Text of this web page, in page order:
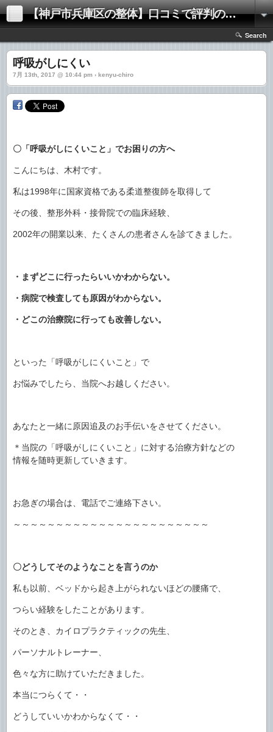
【神戸市兵庫区の整体】口コミで評判の「きむらけんゆう整体院」
Search
呼吸がしにくい
7月 13th, 2017 @ 10:44 pm › kenyu-chiro
〇「呼吸がしにくいこと」でお困りの方へ
こんにちは、木村です。
私は1998年に国家資格である柔道整復師を取得して
その後、整形外科・接骨院での臨床経験、
2002年の開業以来、たくさんの患者さんを診てきました。
・まずどこに行ったらいいかわからない。
・病院で検査しても原因がわからない。
・どこの治療院に行っても改善しない。
といった「呼吸がしにくいこと」で
お悩みでしたら、当院へお越しください。
あなたと一緒に原因追及のお手伝いをさせてください。
＊当院の「呼吸がしにくいこと」に対する治療方針などの
情報を随時更新していきます。
お急ぎの場合は、電話でご連絡下さい。
～～～～～～～～～～～～～～～～～～～～～～～
〇どうしてそのようなことを言うのか
私も以前、ベッドから起き上がられないほどの腰痛で、
つらい経験をしたことがあります。
そのとき、カイロプラクティックの先生、
パーソナルトレーナー、
色々な方に助けていただきました。
本当につらくて・・
どうしていいかわからなくて・・